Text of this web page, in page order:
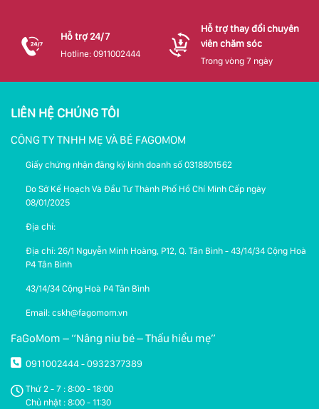
Hỗ trợ 24/7
Hotline: 0911002444
Hỗ trợ thay đổi chuyên
viên chăm sóc
Trong vòng 7 ngày
LIÊN HỆ CHÚNG TÔI
CÔNG TY TNHH MẸ VÀ BÉ FAGOMOM
Giấy chứng nhận đăng ký kinh doanh số 0318801562
Do Sở Kế Hoạch Và Đầu Tư Thành Phố Hồ Chí Minh Cấp ngày
08/01/2025
Địa chỉ:
Địa chỉ: 26/1 Nguyễn Minh Hoàng, P12, Q. Tân Bình - 43/14/34 Cộng Hoà
P4 Tân Bình
43/14/34 Cộng Hoà P4 Tân Bình
Email: cskh@fagomom.vn
FaGoMom – “Nâng niu bé – Thấu hiểu mẹ”
0911002444 - 0932377389
Thứ 2 - 7 : 8:00 - 18:00
Chủ nhật : 8:00 - 11:30